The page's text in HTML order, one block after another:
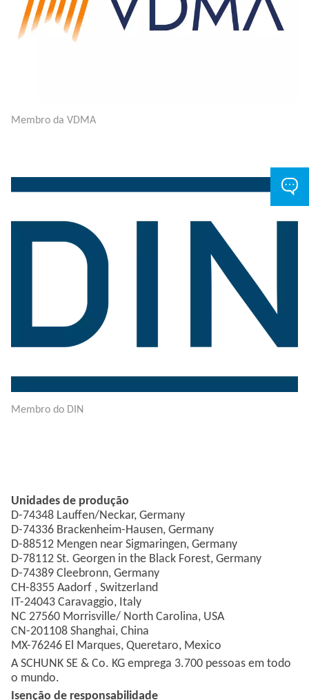
Membro da VDMA
Membro do DIN
Unidades de produção
D-74348 Lauffen/Neckar, Germany
D-74336 Brackenheim-Hausen, Germany
D-88512 Mengen near Sigmaringen, Germany
D-78112 St. Georgen in the Black Forest, Germany
D-74389 Cleebronn, Germany
CH-8355 Aadorf , Switzerland
IT-24043 Caravaggio, Italy
NC 27560 Morrisville/ North Carolina, USA
CN-201108 Shanghai, China
MX-76246 El Marques, Queretaro, Mexico
A SCHUNK SE & Co. KG emprega 3.700 pessoas em todo
o mundo.
Isenção de responsabilidade